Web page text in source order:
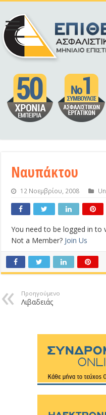
Ναυπάκτου
12 Νοεμβρίου, 2008
You need to be logged in to
Not a Member? Join Us
Προηγούμενο
Λιβαδειάς